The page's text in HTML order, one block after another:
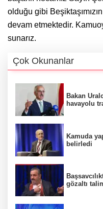
olduğu gibi
devam etmektedir.
sunarız.
Çok Okunanlar
Bakan
havayolu
Kamuda
belirledi
gözaltı